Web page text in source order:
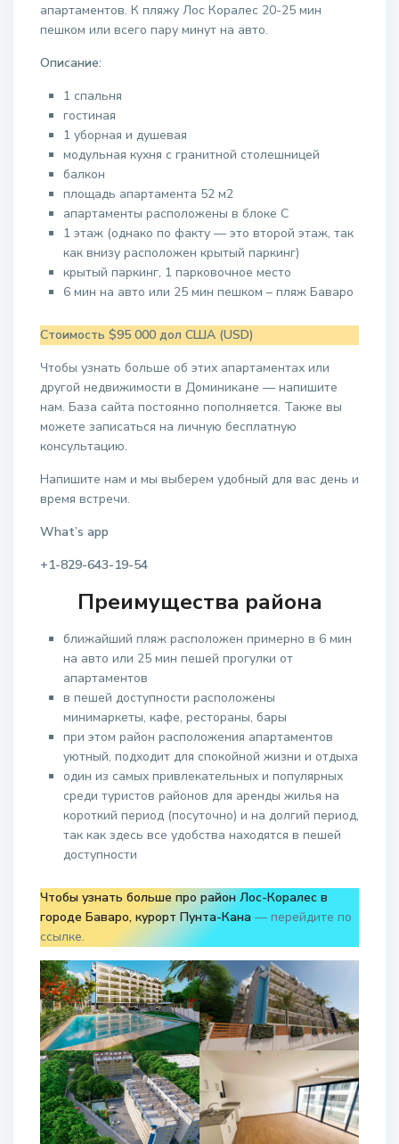
апартаментов. К пляжу Лос Коралес 20-25 мин
пешком или всего пару минут на авто.
Описание:
1 спальня
гостиная
1 уборная и душевая
модульная кухня с гранитной столешницей
балкон
площадь апартамента 52 м2
апартаменты расположены в блоке С
1 этаж (однако по факту — это второй этаж, так
как внизу расположен крытый паркинг)
крытый паркинг, 1 парковочное место
6 мин на авто или 25 мин пешком – пляж Баваро
Стоимость $95 000 дол США (USD)
Чтобы узнать больше об этих апартаментах или
другой недвижимости в Доминикане — напишите
нам. База сайта постоянно пополняется. Также вы
можете записаться на личную бесплатную
консультацию.
Напишите нам и мы выберем удобный для вас день и
время встречи.
What’s app
+1-829-643-19-54
Преимущества района
ближайший пляж расположен примерно в 6 мин
на авто или 25 мин пешей прогулки от
апартаментов
в пешей доступности расположены
минимаркеты, кафе, рестораны, бары
при этом район расположения апартаментов
уютный, подходит для спокойной жизни и отдыха
один из самых привлекательных и популярных
среди туристов районов для аренды жилья на
короткий период (посуточно) и на долгий период,
так как здесь все удобства находятся в пешей
доступности
Чтобы узнать больше про район Лос-Коралес в
городе Баваро, курорт Пунта-Кана — перейдите по
ссылке.